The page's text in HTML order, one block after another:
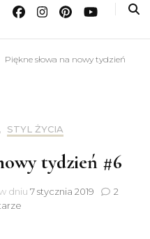
Piękne słowa na nowy tydzień
, STYL ŻYCIA
tydzień #6
dniu 7 stycznia 2019
2